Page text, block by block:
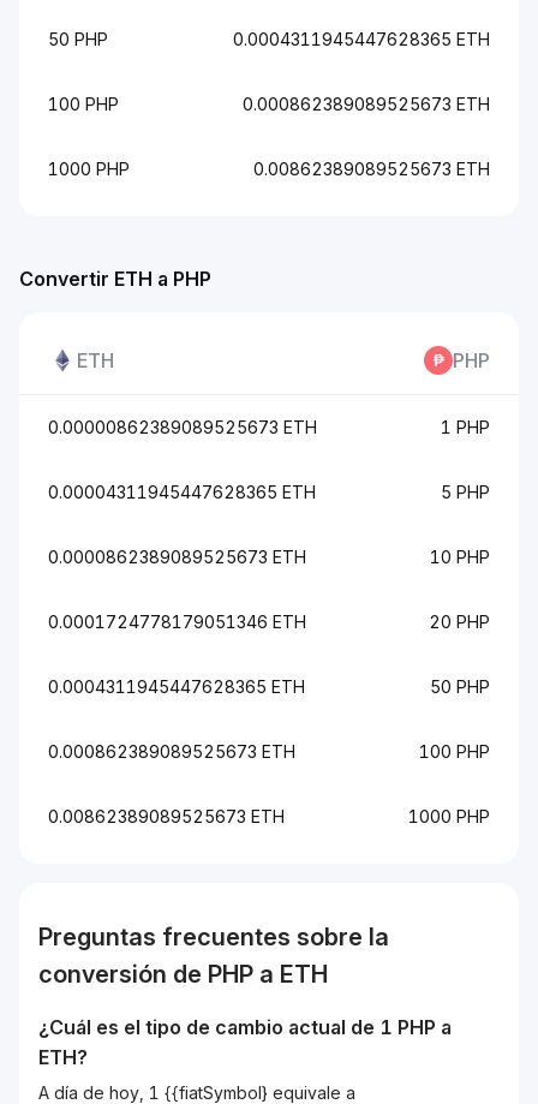
Convertir ETH a PHP
ETH PHP
0.00000862389089525673 ETH 1 PHP
0.00004311945447628365 ETH 5 PHP
0.0000862389089525673 ETH 10 PHP
0.0001724778179051346 ETH 20 PHP
0.0004311945447628365 ETH 50 PHP
0.000862389089525673 ETH 100 PHP
0.00862389089525673 ETH 1000 PHP
50 PHP 0.0004311945447628365 ETH
100 PHP 0.000862389089525673 ETH
1000 PHP 0.00862389089525673 ETH
Preguntas frecuentes sobre la
conversión de PHP a ETH
¿Cuál es el tipo de cambio actual de 1 PHP a
ETH?
A día de hoy, 1 {{fiatSymbol} equivale a